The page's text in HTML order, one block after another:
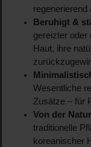
regenerierend
Beruhigt &
gereizter oder
Haut, ihre
Wesentliche
Zusätze – für
Von der
traditionelle
koreanischer